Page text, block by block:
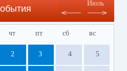
Июль
чт пт сб вс
2 3 4 5